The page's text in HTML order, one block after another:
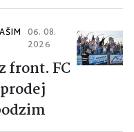
06. 08.
2026
front. FC